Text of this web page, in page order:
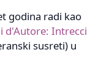
godina radi kao
d'Autore: Intrecci
susreti) u